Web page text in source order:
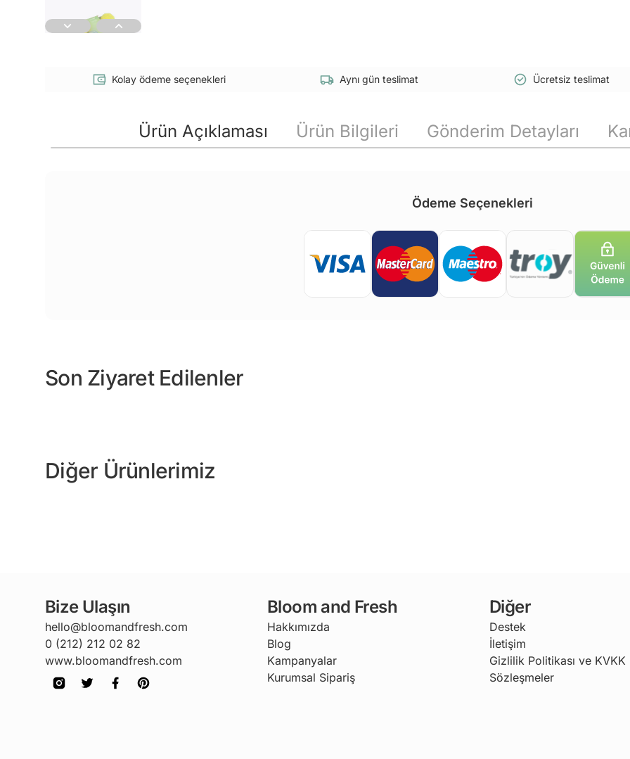
Kolay ödeme seçenekleri Aynı gün teslimat Ücretsiz teslimat
Ürün Açıklaması Ürün Bilgileri Gönderim Detayları
Ödeme Seçenekleri
Son Ziyaret Edilenler
Diğer Ürünlerimiz
Bize Ulaşın
hello@bloomandfresh.com
0 (212) 212 02 82
www.bloomandfresh.com
Bloom and Fresh
Hakkımızda
Blog
Kampanyalar
Kurumsal Sipariş
Diğer
Destek
İletişim
Gizlilik Politikası ve KVKK
Sözleşmeler